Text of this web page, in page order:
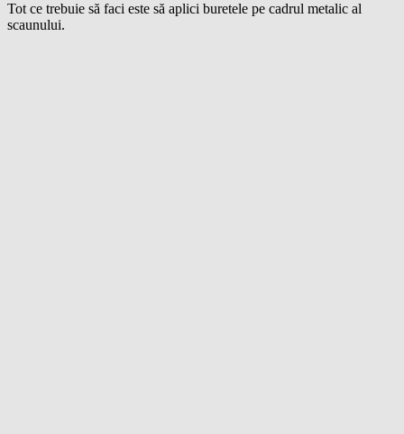
Tot ce trebuie să faci este să aplici buretele pe cadrul metalic al
scaunului.